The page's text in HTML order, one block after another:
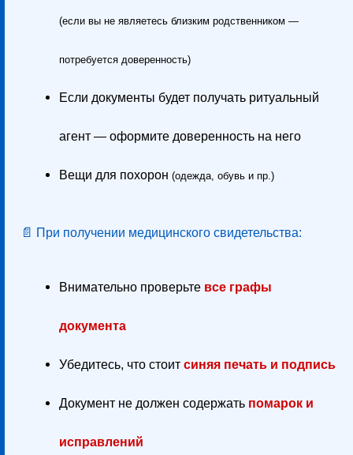
(если вы не являетесь близким родственником —
потребуется доверенность)
Если документы будет получать ритуальный
агент — оформите доверенность на него
Вещи для похорон(одежда, обувь и пр.)
📄 При получении медицинского свидетельства:
Внимательно проверьте все графы
документа
Убедитесь, что стоитсиняя печать и подпись
Документ не должен содержать помарок и
исправлений